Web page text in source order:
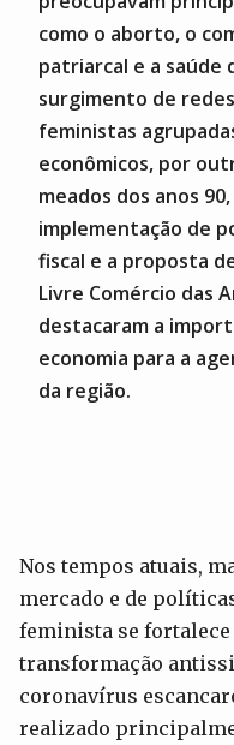
como o aborto, o
patriarcal e a saúde
surgimento de
feministas
econômicos, por
meados dos anos
implementação de
fiscal e a proposta
Livre Comércio das
destacaram a
economia para a
da região.
Nos tempos atuais,
mercado e de
feminista se
transformação
coronavírus
realizado